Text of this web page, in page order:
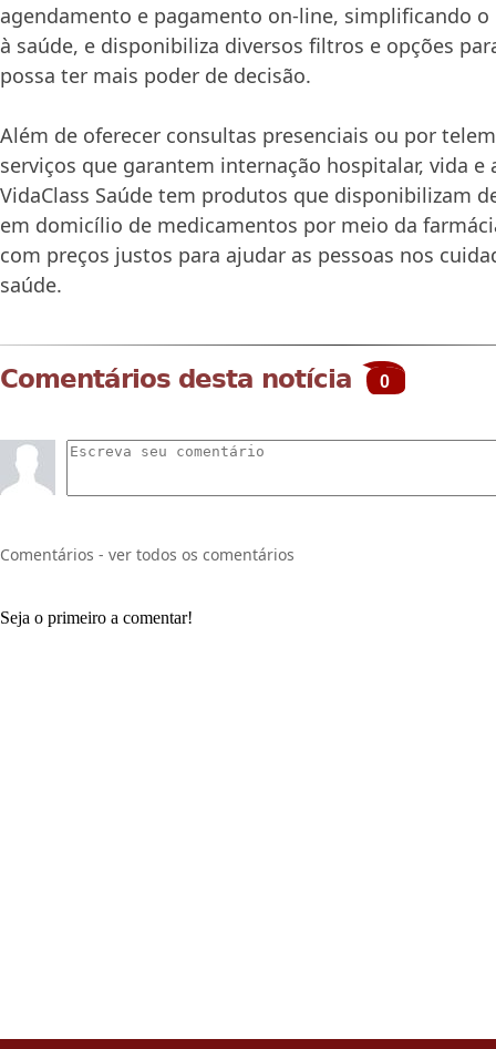
agendamento e pagamento on-line, simplificando o
à saúde, e disponibiliza diversos filtros e opções
possa ter mais poder de decisão.
Além de oferecer consultas presenciais ou por
serviços que garantem internação hospitalar, vida e
VidaClass Saúde tem produtos que disponibilizam
em domicílio de medicamentos por meio da
com preços justos para ajudar as pessoas nos
saúde.
Comentários desta notícia 0
Comentários - ver todos os comentários
Seja o primeiro a comentar!